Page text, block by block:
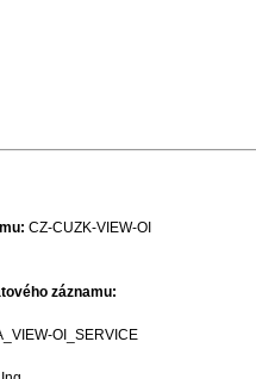
CZ-CUZK-VIEW-OI
záznamu:
OI_SERVICE